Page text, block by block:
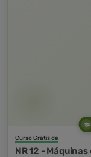
Curso Grátis de
NR 12 -